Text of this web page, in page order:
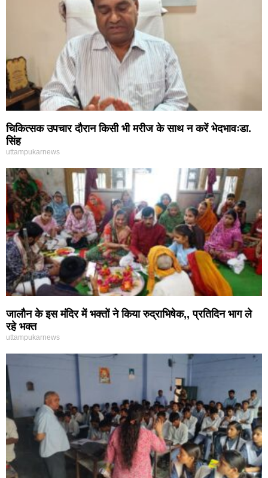
चिकित्सक उपचार दौरान किसी भी मरीज के साथ न करें भेदभावःडा.
सिंह
uttampukarnews
जालौन के इस मंदिर में भक्तों ने किया रुद्राभिषेक,, प्रतिदिन भाग ले
रहे भक्त
uttampukarnews